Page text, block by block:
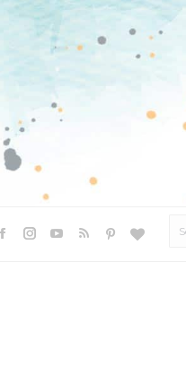
FacebookInstagramYouTubePinterestWebsted